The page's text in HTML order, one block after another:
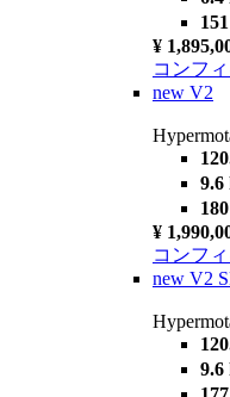
¥
コンフ
new V2
9.6
¥
コンフ
new V2
9.6